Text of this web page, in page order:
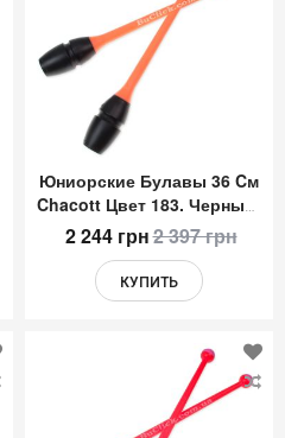
Юниорские Булавы 36 Cм
Chacott Цвет 183. Черный-
Абрикосовый
2 244 грн2 397 грн
КУПИТЬ
Добавить